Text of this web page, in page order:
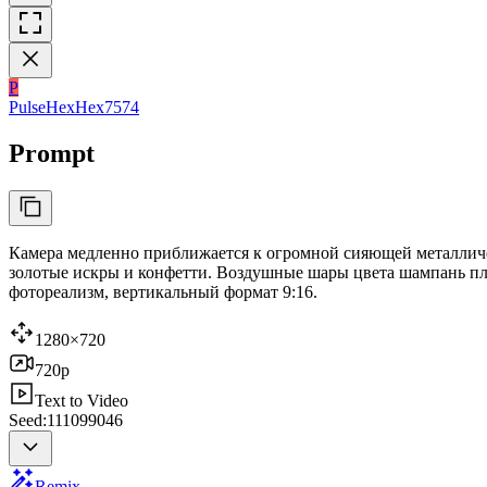
P
PulseHexHex7574
Prompt
Камера медленно приближается к огромной сияющей
золотые искры и конфетти. Воздушные шары цвета шампань
фотореализм, вертикальный формат 9:16.
1280×720
720p
Text to Video
Seed:111099046